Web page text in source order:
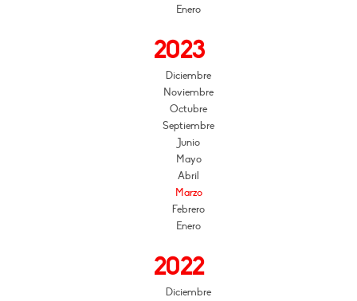
Enero
2023
Diciembre
Noviembre
Octubre
Septiembre
Junio
Mayo
Abril
Marzo
Febrero
Enero
2022
Diciembre